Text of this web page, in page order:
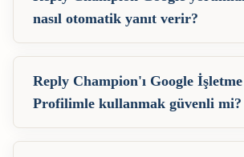
nasıl otomatik yanıt verir?
Reply Champion'ı Google İşletme
Profilimle kullanmak güvenli mi?